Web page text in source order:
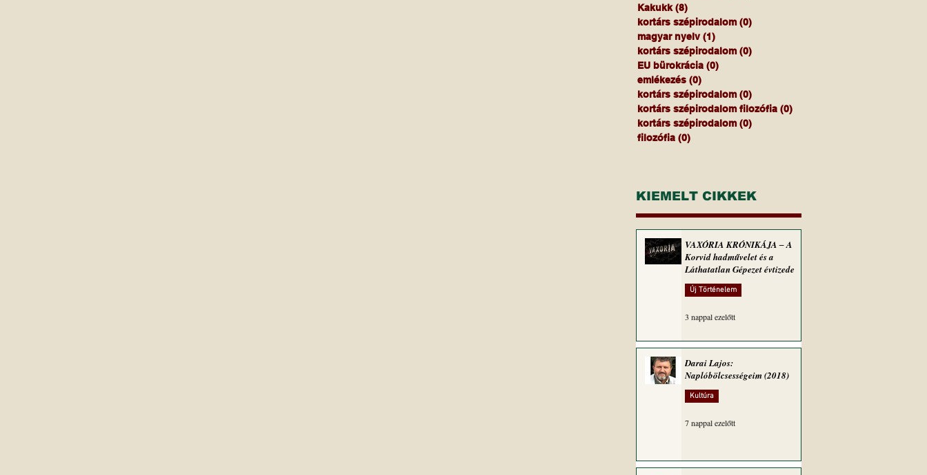
Kakukk (8)
kortárs szépirodalom (0)
magyar nyelv (1)
kortárs szépirodalom (0)
EU bürokrácia (0)
emlékezés (0)
kortárs szépirodalom (0)
kortárs szépirodalom filozófia (0)
kortárs szépirodalom (0)
filozófia (0)
KIEMELT CIKKEK
VAXÓRIA KRÓNIKÁJA ‒ A
Korvid hadművelet és a
Láthatatlan Gépezet évtizede
Új Történelem
3 nappal ezelőtt
Darai Lajos:
Naplóbölcsességeim (2018)
Kultúra
7 nappal ezelőtt